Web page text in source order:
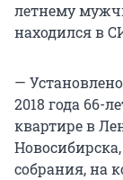
летнему
находился в
—
2018 года 66-
квартире в
собрания, на